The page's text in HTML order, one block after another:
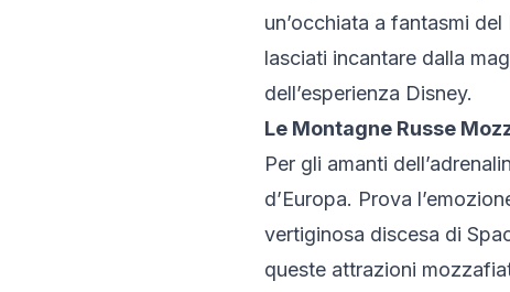
un’occhiata a fantasmi
lasciati incantare dalla
dell’esperienza Disney.
Le Montagne Russe
Per gli amanti
d’Europa. Prova
vertiginosa discesa di
queste attrazioni